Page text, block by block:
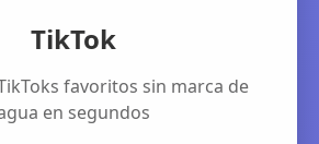
TikTok
favoritos sin marca de
en segundos